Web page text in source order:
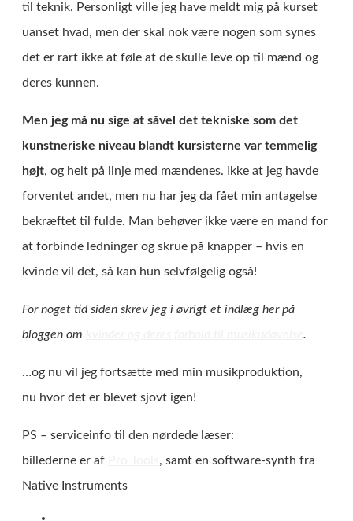
til teknik. Personligt ville jeg have meldt mig på kurset
uanset hvad, men der skal nok være nogen som synes
det er rart ikke at føle at de skulle leve op til mænd og
deres kunnen.
Men jeg må nu sige at såvel det tekniske som det
kunstneriske niveau blandt kursisterne var temmelig
højt, og helt på linje med mændenes. Ikke at jeg havde
forventet andet, men nu har jeg da fået min antagelse
bekræftet til fulde. Man behøver ikke være en mand for
at forbinde ledninger og skrue på knapper – hvis en
kvinde vil det, så kan hun selvfølgelig også!
For noget tid siden skrev jeg i øvrigt et indlæg her på
bloggen om
.
…og nu vil jeg fortsætte med min musikproduktion,
nu hvor det er blevet sjovt igen!
PS – serviceinfo til den nørdede læser:
billederne er af
, samt en software-synth fra
Native Instruments